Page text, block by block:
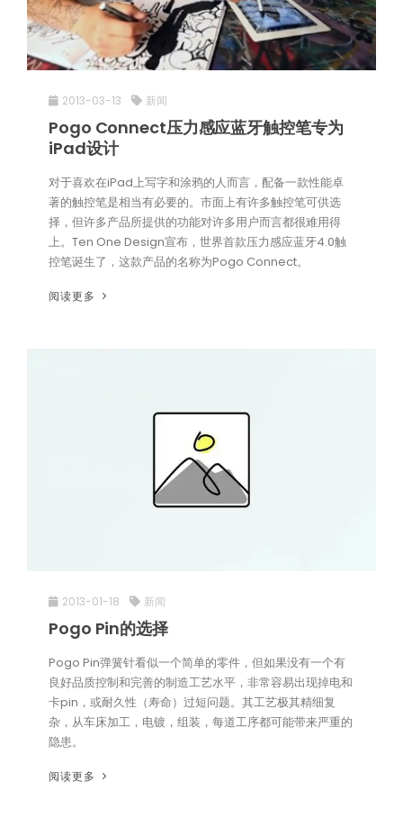
2013-03-13 新闻
Pogo Connect压力感应蓝牙触控笔专为
iPad设计
对于喜欢在iPad上写字和涂鸦的人而言，配备一款性能卓
著的触控笔是相当有必要的。市面上有许多触控笔可供选
择，但许多产品所提供的功能对许多用户而言都很难用得
上。Ten One Design宣布，世界首款压力感应蓝牙4.0触
控笔诞生了，这款产品的名称为Pogo Connect。
阅读更多
2013-01-18 新闻
Pogo Pin的选择
Pogo Pin弹簧针看似一个简单的零件，但如果没有一个有
良好品质控制和完善的制造工艺水平，非常容易出现掉电和
卡pin，或耐久性（寿命）过短问题。其工艺极其精细复
杂，从车床加工，电镀，组装，每道工序都可能带来严重的
隐患。
阅读更多